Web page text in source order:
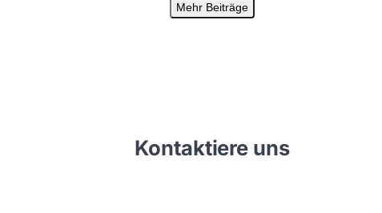
Mehr Beiträge
Kontaktiere uns